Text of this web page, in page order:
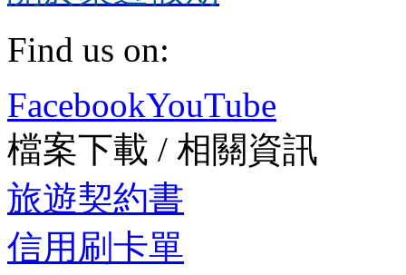
Find us on:
FacebookYouTube
檔案下載 / 相關資訊
旅遊契約書
信用刷卡單